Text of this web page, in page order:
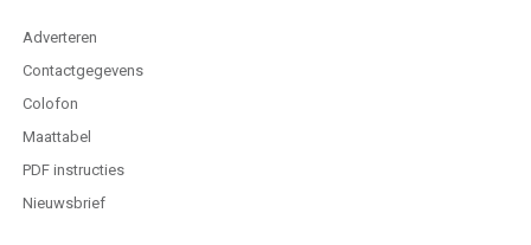
Adverteren
Contactgegevens
Colofon
Maattabel
PDF instructies
Nieuwsbrief